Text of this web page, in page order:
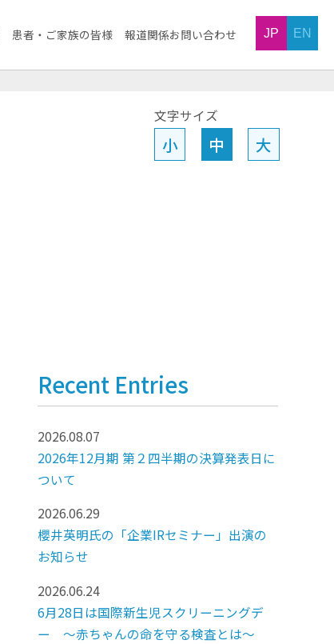
患者・ご家族の皆様 報道関係お問い合わせ JP EN
文字サイズ
小 中 大
Recent Entries
2026.08.07
2026年12月期 第２四半期の決算発表日に
ついて
2026.06.29
櫻井英明氏の「企業IRセミナー」出演の
お知らせ
2026.06.24
6月28日は国際新生児スクリーニングデ
ー ～赤ちゃんの命を守る検査とは～